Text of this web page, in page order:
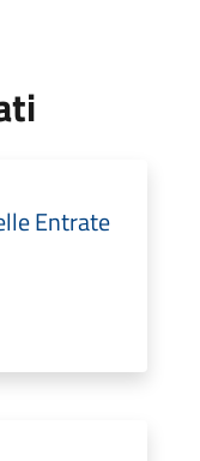
Entrate